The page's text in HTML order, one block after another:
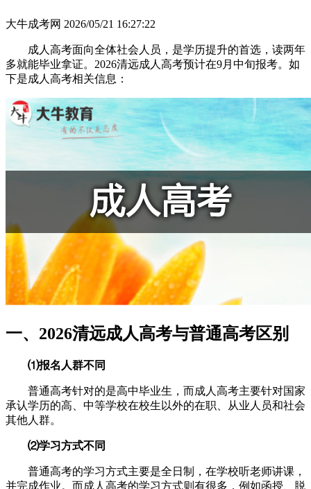
大牛成考网 2026/05/21 16:27:22
成人高考面向全体社会人员，是学历提升的首选，读两年
多就能毕业拿证。2026清远成人高考预计在9月中旬报考。如
下是成人高考相关信息：
一、2026清远成人高考与普通高考区别
⑴报名人群不同
普通高考针对的是高中毕业生，而成人高考主要针对国家
承认学历的高、中等学校在校生以外的在职、从业人员和社会
其他人群。
⑵学习方式不同
普通高考的学习方式主要是全日制，在学校听老师讲课，
并完成作业。而成人高考的学习方式则有很多，例如函授、脱